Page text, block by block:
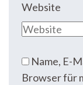
Website
Name, E-
Browser für